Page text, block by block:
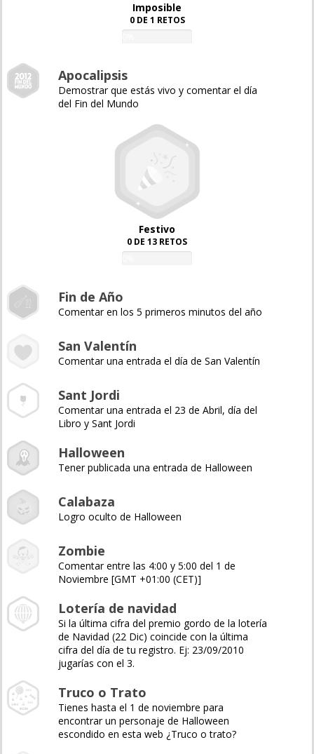
Imposible
0 DE 1 RETOS
Apocalipsis
Demostrar que estás vivo y comentar el día
del Fin del Mundo
Festivo
0 DE 13 RETOS
Fin de Año
Comentar en los 5 primeros minutos del año
San Valentín
Comentar una entrada el día de San Valentín
Sant Jordi
Comentar una entrada el 23 de Abril, día del
Libro y Sant Jordi
Halloween
Tener publicada una entrada de Halloween
Calabaza
Logro oculto de Halloween
Zombie
Comentar entre las 4:00 y 5:00 del 1 de
Noviembre [GMT +01:00 (CET)]
Lotería de navidad
Si la última cifra del premio gordo de la lotería
de Navidad (22 Dic) coincide con la última
cifra del día de tu registro. Ej: 23/09/2010
jugarías con el 3.
Truco o Trato
Tienes hasta el 1 de noviembre para
encontrar un personaje de Halloween
escondido en esta web ¿Truco o trato?